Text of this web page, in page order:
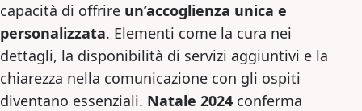
capacità di offrire un’accoglienza unica e
personalizzata. Elementi come la cura nei
dettagli, la disponibilità di servizi aggiuntivi e la
chiarezza nella comunicazione con gli ospiti
diventano essenziali. Natale 2024 conferma